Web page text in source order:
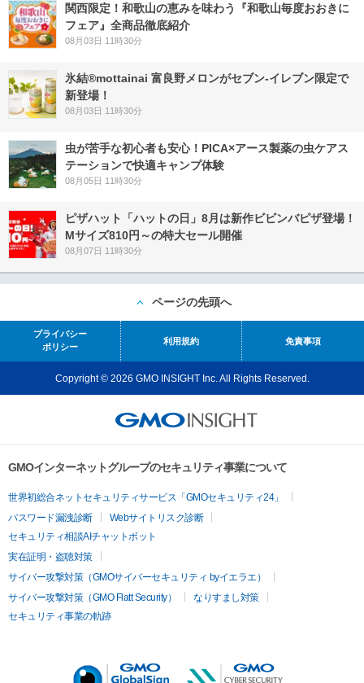
関西限定！和歌山の恵みを味わう『和歌山毎度おおきに
フェア』全商品徹底紹介
08月03日 11時30分
氷結®mottainai 富良野メロンがセブン‐イレブン限定で
新登場！
08月03日 11時30分
虫が苦手な初心者も安心！PICA×アース製薬の虫ケアス
テーションで快適キャンプ体験
08月05日 11時30分
ピザハット「ハットの日」8月は新作ビビンバピザ登場！
Mサイズ810円～の特大セール開催
08月07日 11時30分
ページの先頭へ
プライバシー
ポリシー
利用規約 免責事項
Copyright © 2026 GMO INSIGHT Inc. All Rights Reserved.
GMOインターネットグループのセキュリティ事業について
世界初総合ネットセキュリティサービス「GMOセキュリティ24」
パスワード漏洩診断
Webサイトリスク診断
セキュリティ相談AIチャットボット
実在証明・盗聴対策
サイバー攻撃対策（GMOサイバーセキュリティ byイエラエ）
サイバー攻撃対策（GMO Flatt Security）
なりすまし対策
セキュリティ事業の軌跡